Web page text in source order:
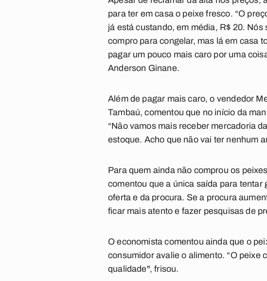
para ter em casa o peixe fresco. “O
já está custando, em média, R$ 20.
compro para congelar, mas lá em casa
pagar um pouco mais caro por uma
Anderson Ginane.
Além de pagar mais caro, o vendedor
Tambaú, comentou que no início da
“Não vamos mais receber mercadoria
estoque. Acho que não vai ter nenhum
Para quem ainda não comprou os
comentou que a única saída para tentar
oferta e da procura. Se a procura
ficar mais atento e fazer pesquisas de
O economista comentou ainda que o
consumidor avalie o alimento. “O peixe
qualidade", frisou.